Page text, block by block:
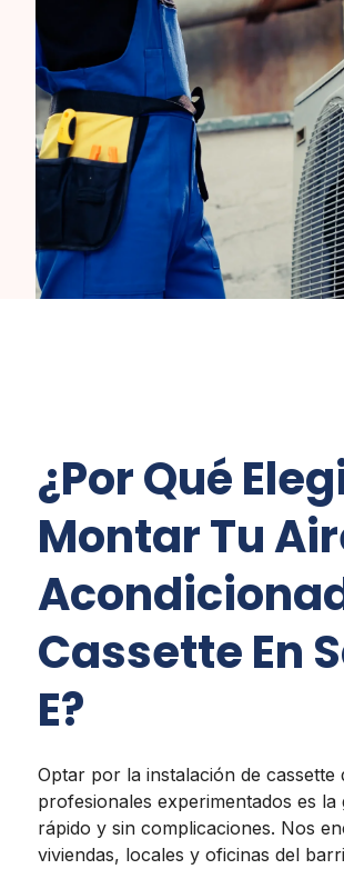
¿Por Qué
Montar Tu
Cassette En
E?
Optar por la instalación de
profesionales experimentados es
rápido y sin complicaciones. Nos
viviendas, locales y oficinas del